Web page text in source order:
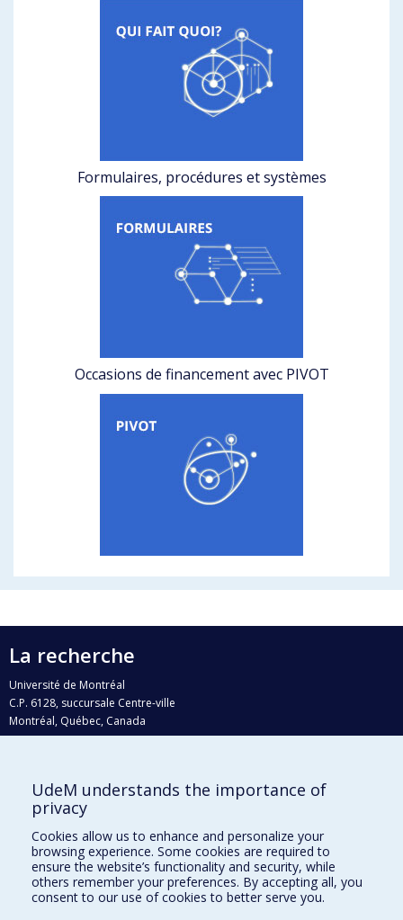
Formulaires, procédures et systèmes
Occasions de financement avec PIVOT
La recherche
Université de Montréal
C.P. 6128, succursale Centre-ville
Montréal, Québec, Canada
H3C 3J7
Qui fait quoi?
Nous trouver
Plan du site
Accessibilité
UdeM understands the importance of
privacy
Cookies allow us to enhance and personalize your
browsing experience. Some cookies are required to
ensure the website’s functionality and security, while
others remember your preferences. By accepting all, you
consent to our use of cookies to better serve you.